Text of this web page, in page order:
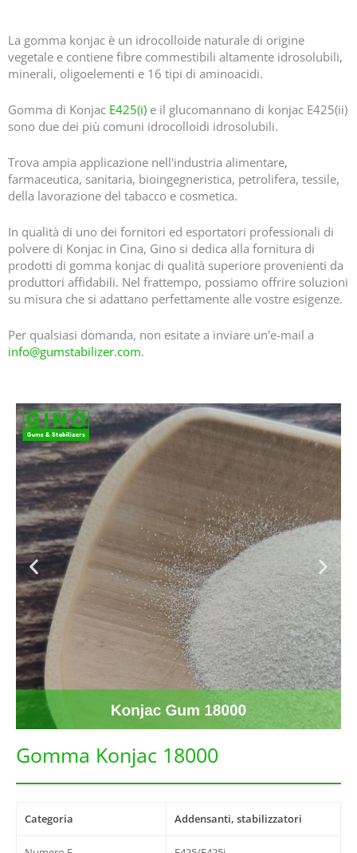
La gomma konjac è un idrocolloide naturale di origine
vegetale e contiene fibre commestibili altamente idrosolubili,
minerali, oligoelementi e 16 tipi di aminoacidi.
Gomma di Konjac E425(i) e il glucomannano di konjac E425(ii)
sono due dei più comuni idrocolloidi idrosolubili.
Trova ampia applicazione nell'industria alimentare,
farmaceutica, sanitaria, bioingegneristica, petrolifera, tessile,
della lavorazione del tabacco e cosmetica.
In qualità di uno dei fornitori ed esportatori professionali di
polvere di Konjac in Cina, Gino si dedica alla fornitura di
prodotti di gomma konjac di qualità superiore provenienti da
produttori affidabili. Nel frattempo, possiamo offrire soluzioni
su misura che si adattano perfettamente alle vostre esigenze.
Per qualsiasi domanda, non esitate a inviare un'e-mail a
info@gumstabilizer.com.
Gomma Konjac 18000
Categoria Addensanti, stabilizzatori